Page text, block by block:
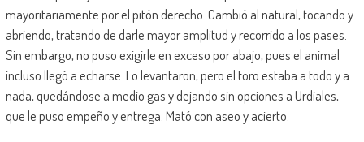
mayoritariamente por el pitón derecho. Cambió al natural, tocando y
abriendo, tratando de darle mayor amplitud y recorrido a los pases.
Sin embargo, no puso exigirle en exceso por abajo, pues el animal
incluso llegó a echarse. Lo levantaron, pero el toro estaba a todo y a
nada, quedándose a medio gas y dejando sin opciones a Urdiales,
que le puso empeño y entrega. Mató con aseo y acierto.